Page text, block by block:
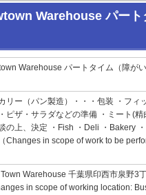
Warehouse パー
Warehouse パートタイム（障が
リー（パン製造）・・・包装 ・フィ
ピザ・サラダなどの準備 ・ミート(精
上、決定 ・Fish ・Deli ・Bakery
Changes in scope of work to be
Warehouse 千葉県印西市泉野3
in scope of working location: